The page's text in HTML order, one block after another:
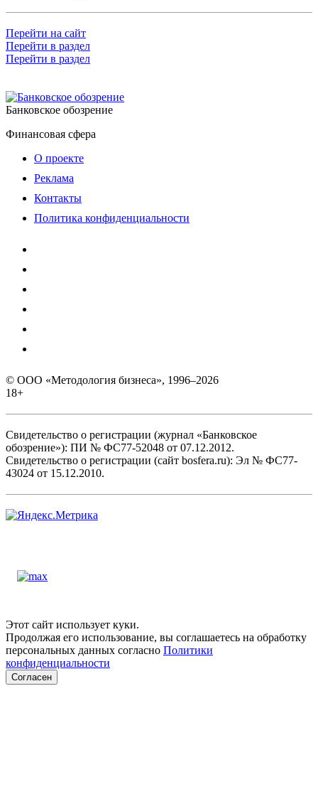
Перейти на сайт
Перейти в раздел
Перейти в раздел
Банковское обозрение
Финансовая сфера
О проекте
Реклама
Контакты
Политика конфиденциальности
© ООО «Методология бизнеса», 1996–2026
18+
Свидетельство о регистрации (журнал «Банковское
обозрение»): ПИ № ФС77-52048 от 07.12.2012.
Свидетельство о регистрации (сайт bosfera.ru): Эл № ФС77-
43024 от 15.12.2010.
Этот сайт использует куки.
Продолжая его использование, вы соглашаетесь на обработку
персональных данных согласно Политики
конфиденциальности
Согласен